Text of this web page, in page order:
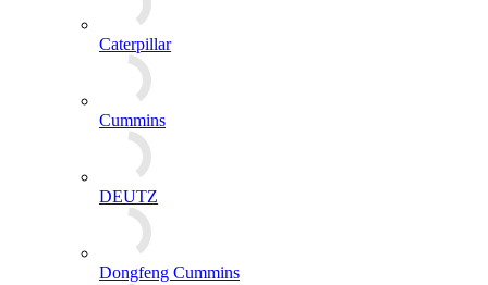
Caterpillar
Cummins
DEUTZ
Dongfeng Cummins